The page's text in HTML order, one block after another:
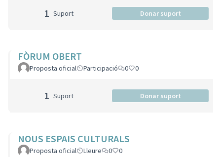
1 Suport Donar suport
FÒRUM OBERT
Proposta oficial Participació 0 0
1 Suport Donar suport
NOUS ESPAIS CULTURALS
Proposta oficial Lleure 0 0